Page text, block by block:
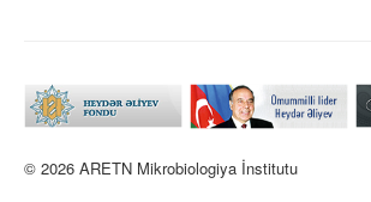
© 2026 ARETN Mikrobiologiya İnstitutu